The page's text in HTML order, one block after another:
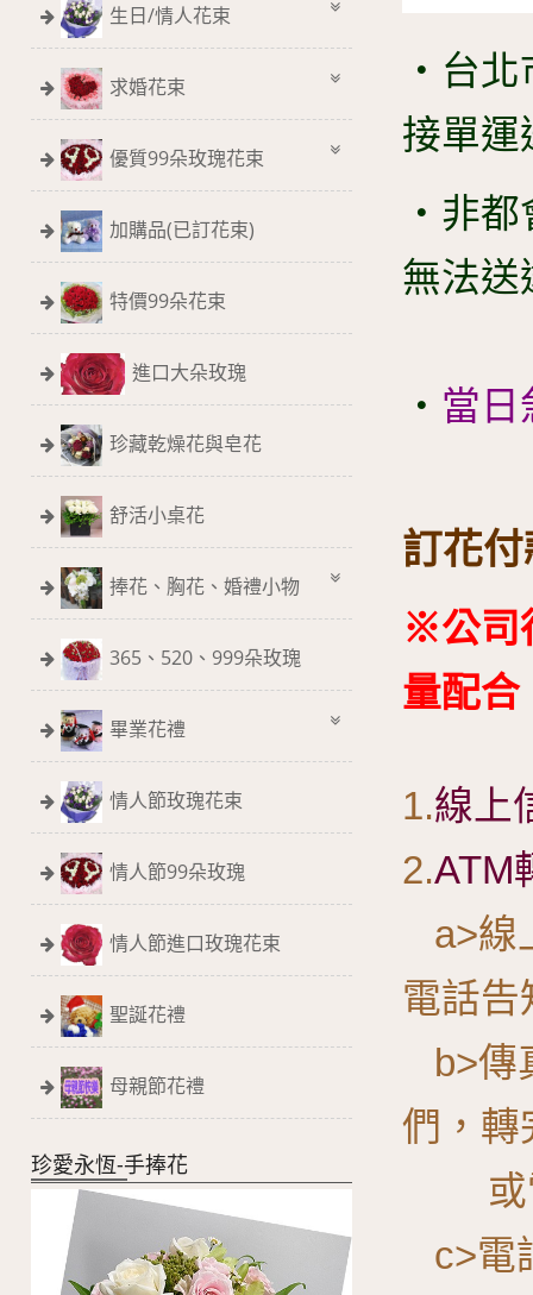
生日/情人花束
求婚花束
優質99朵玫瑰花束
加購品(已訂花束)
特價99朵花束
進口大朵玫瑰
珍藏乾燥花與皂花
舒活小桌花
捧花、胸花、婚禮小物
365、520、999朵玫瑰
畢業花禮
情人節玫瑰花束
情人節99朵玫瑰
情人節進口玫瑰花束
聖誕花禮
母親節花禮
珍愛永恆-手捧花
‧台北
接單運
‧非都
無法送
‧ 當日
訂花
※公司
量配合
1.線上
2.ATM
a>線
電話告
b>傳
們，轉
或電
c>電